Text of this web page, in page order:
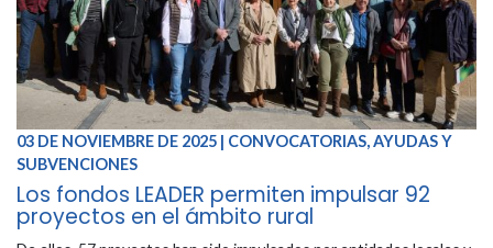
03 DE NOVIEMBRE DE 2025 | CONVOCATORIAS, AYUDAS Y
SUBVENCIONES
Los fondos LEADER permiten impulsar 92
proyectos en el ámbito rural